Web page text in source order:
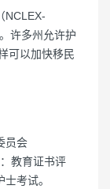
NCLEX-
许多州允许护
可以加快移民
员会
教育证书评
考试。